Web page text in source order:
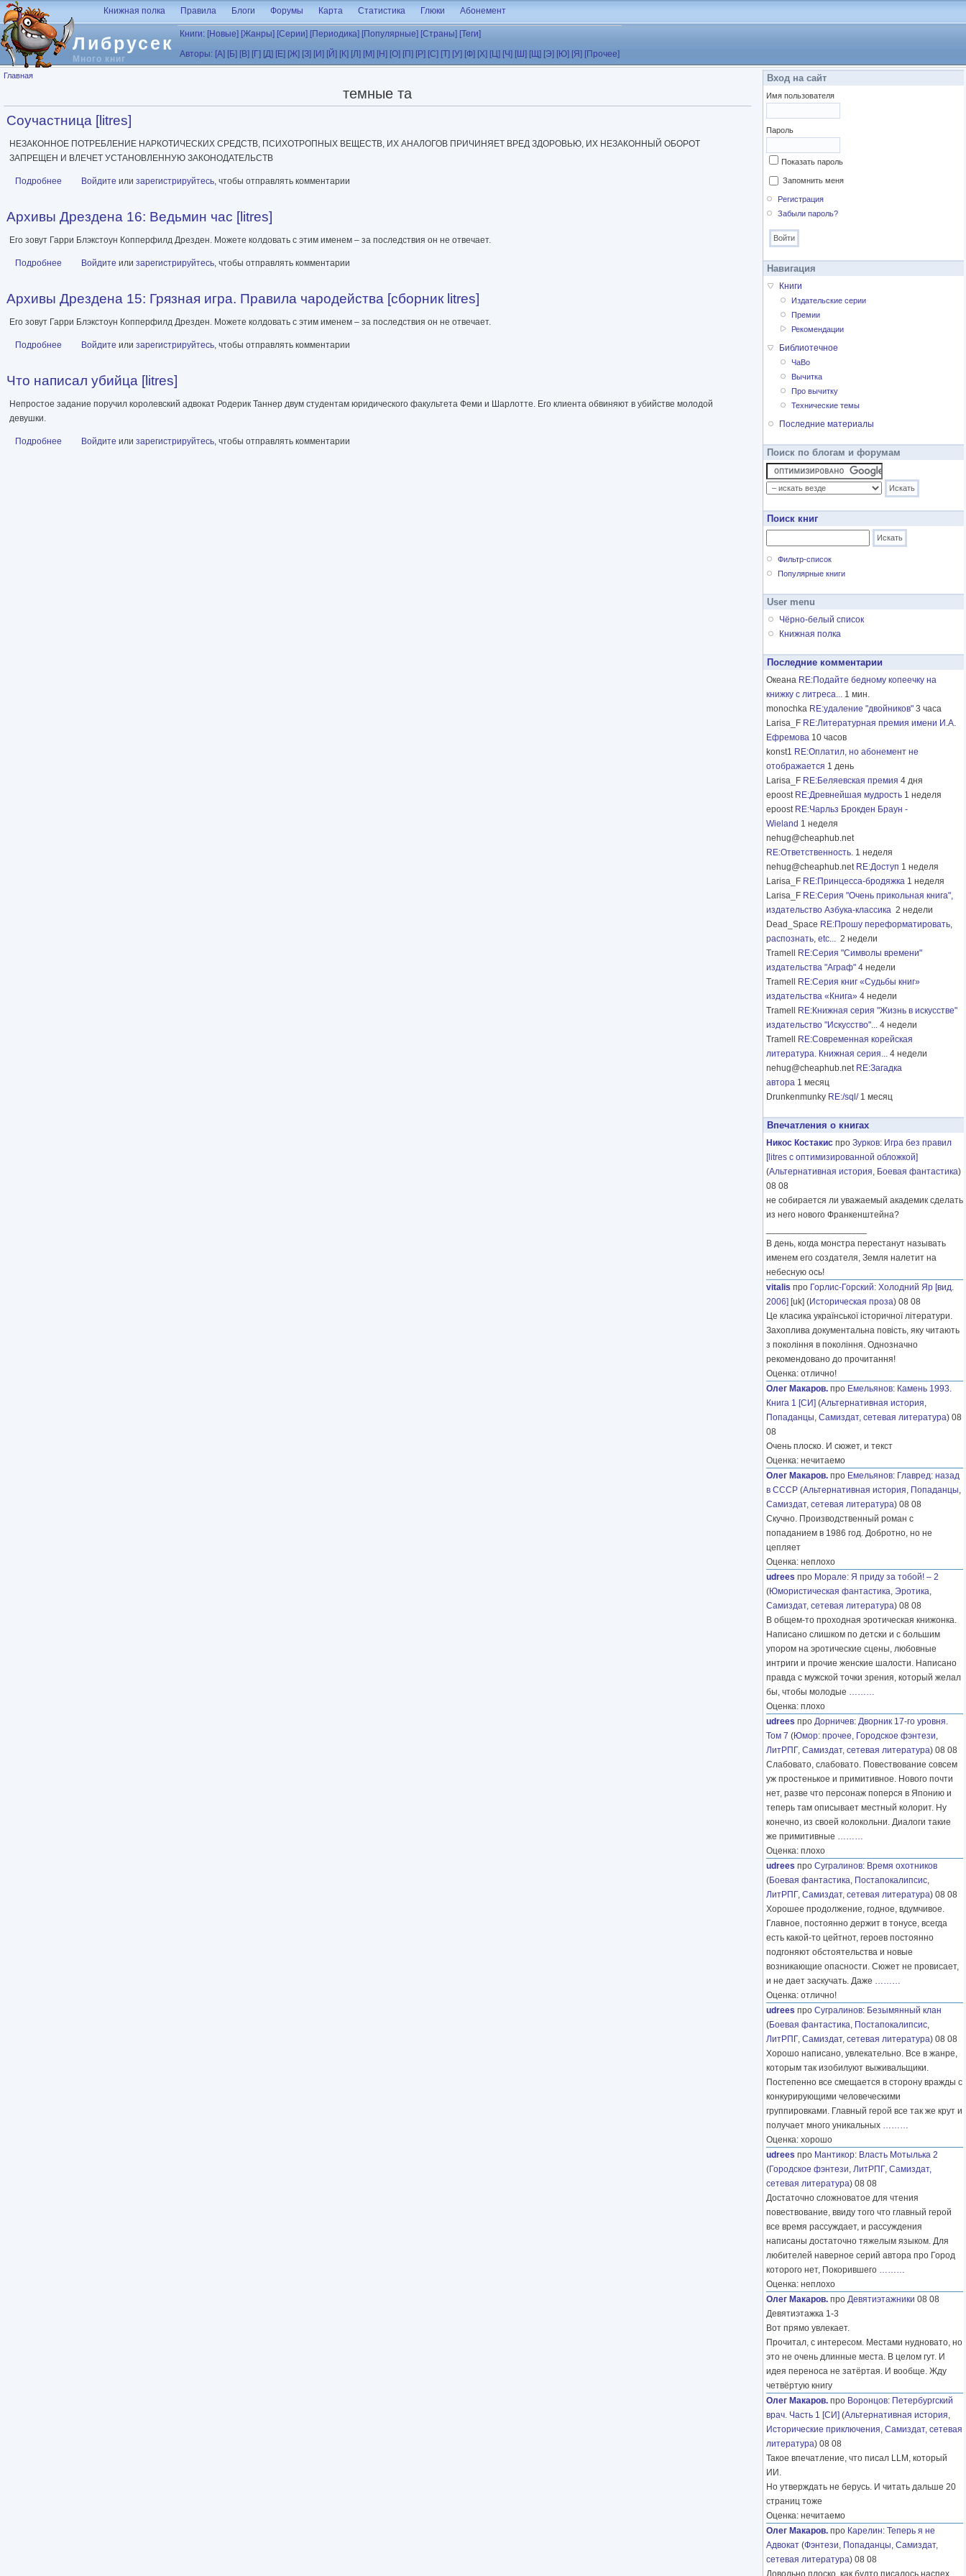
Перейти к основному содержанию
Либрусек
Много книг
Книжная полка Правила Блоги Форумы Карта Статистика Глюки Абонемент
Книги: [Новые] [Жанры] [Серии] [Периодика] [Популярные] [Страны] [Теги]
Авторы: [А] [Б] [В] [Г] [Д] [Е] [Ж] [З] [И] [Й] [К] [Л] [М] [Н] [О] [П] [Р] [С] [Т] [У] [Ф] [Х] [Ц] [Ч] [Ш] [Щ] [Э] [Ю] [Я] [Прочее]
Вы здесь
Главная
темные та
Соучастница [litres]
НЕЗАКОННОЕ ПОТРЕБЛЕНИЕ НАРКОТИЧЕСКИХ СРЕДСТВ, ПСИХОТРОПНЫХ ВЕЩЕСТВ, ИХ АНАЛОГОВ ПРИЧИНЯЕТ ВРЕД ЗДОРОВЬЮ, ИХ НЕЗАКОННЫЙ ОБОРОТ
ЗАПРЕЩЕН И ВЛЕЧЕТ УСТАНОВЛЕННУЮ ЗАКОНОДАТЕЛЬСТВ
Подробнее о Соучастница [litres]
Войдите или зарегистрируйтесь, чтобы отправлять комментарии
Архивы Дрездена 16: Ведьмин час [litres]
Его зовут Гарри Блэкстоун Копперфилд Дрезден. Можете колдовать с этим именем – за последствия он не отвечает.
Подробнее о Архивы Дрездена 16: Ведьмин час [litres]
Войдите или зарегистрируйтесь, чтобы отправлять комментарии
Архивы Дрездена 15: Грязная игра. Правила чародейства [сборник litres]
Его зовут Гарри Блэкстоун Копперфилд Дрезден. Можете колдовать с этим именем – за последствия он не отвечает.
Подробнее о Архивы Дрездена 15: Грязная игра. Правила чародейства [сборник litres]
Войдите или зарегистрируйтесь, чтобы отправлять комментарии
Что написал убийца [litres]
Непростое задание поручил королевский адвокат Родерик Таннер двум студентам юридического факультета Феми и Шарлотте. Его клиента обвиняют в убийстве молодой
девушки.
Подробнее о Что написал убийца [litres]
Войдите или зарегистрируйтесь, чтобы отправлять комментарии
Вход на сайт
Имя пользователя
Пароль
Показать пароль
Запомнить меня
Регистрация
Забыли пароль?
Навигация
Книги
Издательские серии
Премии
Рекомендации
Библиотечное
ЧаВо
Вычитка
Про вычитку
Технические темы
Последние материалы
Поиск по блогам и форумам
Поиск книг
Фильтр-список
Популярные книги
User menu
Чёрно-белый список
Книжная полка
Последние комментарии
Океана RE:Подайте бедному копеечку на
книжку с литреса... 1 мин.
monochka RE:удаление "двойников" 3 часа
Larisa_F RE:Литературная премия имени И.А.
Ефремова 10 часов
konst1 RE:Оплатил, но абонемент не
отображается 1 день
Larisa_F RE:Беляевская премия 4 дня
epoost RE:Древнейшая мудрость 1 неделя
epoost RE:Чарльз Брокден Браун -
Wieland 1 неделя
nehug@cheaphub.net
RE:Ответственность. 1 неделя
nehug@cheaphub.net RE:Доступ 1 неделя
Larisa_F RE:Принцесса-бродяжка 1 неделя
Larisa_F RE:Серия "Очень прикольная книга",
издательство Азбука-классика 2 недели
Dead_Space RE:Прошу переформатировать,
распознать, etc... 2 недели
Tramell
RE:Серия "Символы времени"
издательства "Аграф" 4 недели
Tramell
RE:Серия книг «Судьбы книг»
издательства «Книга» 4 недели
Tramell
RE:Книжная серия "Жизнь в искусстве"
издательство "Искусство"... 4 недели
Tramell
RE:Современная корейская
литература. Книжная серия... 4 недели
nehug@cheaphub.net RE:Загадка
автора 1 месяц
Drunkenmunky RE:/sql/ 1 месяц
Впечатления о книгах
Никос Костакис про Зурков: Игра без правил
[litres с оптимизированной обложкой]
(Альтернативная история, Боевая фантастика)
08 08
не собирается ли уважаемый академик сделать
из него нового Франкенштейна?
В день, когда монстра перестанут называть
именем его создателя, Земля налетит на
небесную ось!
vitalis про Горлис-Горский: Холодний Яр [вид.
2006] [uk] (Историческая проза) 08 08
Це класика української історичної літератури.
Захоплива документальна повість, яку читають
з покоління в покоління. Однозначно
рекомендовано до прочитання!
Оценка: отлично!
Олег Макаров. про Емельянов: Камень 1993.
Книга 1 [СИ] (Альтернативная история,
Попаданцы, Самиздат, сетевая литература) 08
08
Очень плоско. И сюжет, и текст
Оценка: нечитаемо
Олег Макаров. про Емельянов: Главред: назад
в СССР (Альтернативная история, Попаданцы,
Самиздат, сетевая литература) 08 08
Скучно. Производственный роман с
попаданием в 1986 год. Добротно, но не
цепляет
Оценка: неплохо
udrees про Морале: Я приду за тобой! – 2
(Юмористическая фантастика, Эротика,
Самиздат, сетевая литература) 08 08
В общем-то проходная эротическая книжонка.
Написано слишком по детски и с большим
упором на эротические сцены, любовные
интриги и прочие женские шалости. Написано
правда с мужской точки зрения, который желал
бы, чтобы молодые ………
Оценка: плохо
udrees про Дорничев: Дворник 17-го уровня.
Том 7 (Юмор: прочее, Городское фэнтези,
ЛитРПГ, Самиздат, сетевая литература) 08 08
Слабовато, слабовато. Повествование совсем
уж простенькое и примитивное. Нового почти
нет, разве что персонаж поперся в Японию и
теперь там описывает местный колорит. Ну
конечно, из своей колокольни. Диалоги такие
же примитивные ………
Оценка: плохо
udrees про Сугралинов: Время охотников
(Боевая фантастика, Постапокалипсис,
ЛитРПГ, Самиздат, сетевая литература) 08 08
Хорошее продолжение, годное, вдумчивое.
Главное, постоянно держит в тонусе, всегда
есть какой-то цейтнот, героев постоянно
подгоняют обстоятельства и новые
возникающие опасности. Сюжет не провисает,
и не дает заскучать. Даже ………
Оценка: отлично!
udrees про Сугралинов: Безымянный клан
(Боевая фантастика, Постапокалипсис,
ЛитРПГ, Самиздат, сетевая литература) 08 08
Хорошо написано, увлекательно. Все в жанре,
которым так изобилуют выживальщики.
Постепенно все смещается в сторону вражды с
конкурирующими человеческими
группировками. Главный герой все так же крут и
получает много уникальных ………
Оценка: хорошо
udrees про Мантикор: Власть Мотылька 2
(Городское фэнтези, ЛитРПГ, Самиздат,
сетевая литература) 08 08
Достаточно сложноватое для чтения
повествование, ввиду того что главный герой
все время рассуждает, и рассуждения
написаны достаточно тяжелым языком. Для
любителей наверное серий автора про Город
которого нет, Покорившего ………
Оценка: неплохо
Олег Макаров. про Девятиэтажники 08 08
Девятиэтажка 1-3
Вот прямо увлекает.
Прочитал, с интересом. Местами нудновато, но
это не очень длинные места. В целом гут. И
идея переноса не затёртая. И вообще. Жду
четвёртую книгу
Олег Макаров. про Воронцов: Петербургский
врач. Часть 1 [СИ] (Альтернативная история,
Исторические приключения, Самиздат, сетевая
литература) 08 08
Такое впечатление, что писал LLM, который
ИИ.
Но утверждать не берусь. И читать дальше 20
страниц тоже
Оценка: нечитаемо
Олег Макаров. про Карелин: Теперь я не
Адвокат (Фэнтези, Попаданцы, Самиздат,
сетевая литература) 08 08